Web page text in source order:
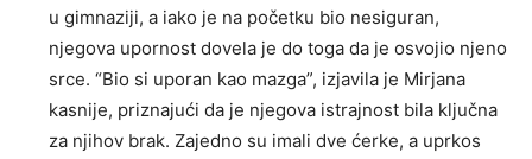
u gimnaziji, a iako je na početku bio nesiguran,
njegova upornost dovela je do toga da je osvojio njeno
srce. “Bio si uporan kao mazga”, izjavila je Mirjana
kasnije, priznajući da je njegova istrajnost bila ključna
za njihov brak. Zajedno su imali dve ćerke, a uprkos